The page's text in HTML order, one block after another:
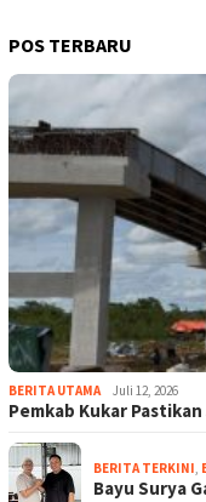
POS TERBARU
BERITA UTAMA Juli 12, 2026
Pemkab Kukar
BERITA TERKINI,
Bayu Surya